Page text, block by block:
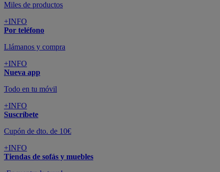
Miles de productos
+INFO
Por teléfono
Llámanos y compra
+INFO
Nueva app
Todo en tu móvil
+INFO
Suscríbete
Cupón de dto. de 10€
+INFO
Tiendas de sofás y muebles